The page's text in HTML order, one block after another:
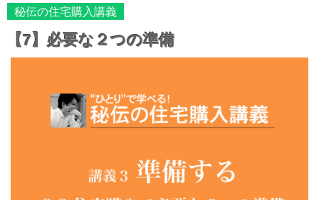
秘伝の住宅購入講義
【7】必要な２つの準備